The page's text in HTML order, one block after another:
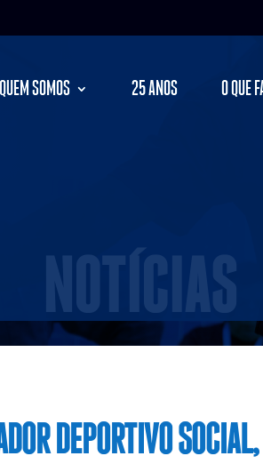
QUEM SOMOS 25 ANOS O QUE
DEPORTIVO